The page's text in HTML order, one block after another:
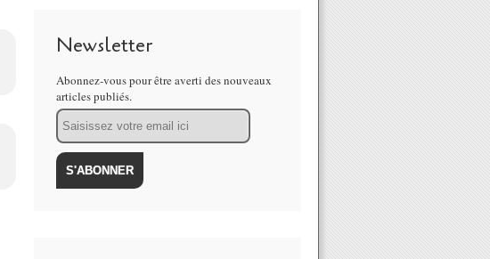
Newsletter
Abonnez-vous pour être averti des nouveaux
articles publiés.
Email